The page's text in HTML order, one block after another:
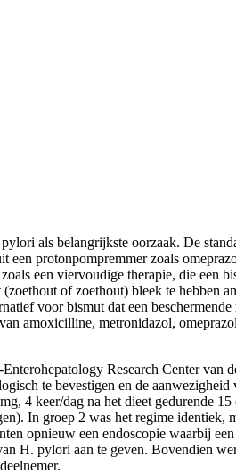
als belangrijkste oorzaak. De
een protonpompremmer zoals
een viervoudige therapie, die een
of zoethout) bleek te hebben
voor bismut dat een
amoxicilline, metronidazol,
Research Center
te bevestigen en de
4 keer/dag na het dieet gedurende
In groep 2 was het regime
opnieuw een endoscopie waarbij
H. pylori aan te geven. Bovendien